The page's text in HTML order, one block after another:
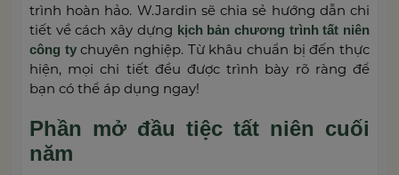
trình hoàn hảo. W.Jardin sẽ chia sẻ hướng dẫn chi
tiết về cách xây dựng kịch bản chương trình tất niên
công tychuyên nghiệp. Từ khâu chuẩn bị đến thực
hiện, mọi chi tiết đều được trình bày rõ ràng để
bạn có thể áp dụng ngay!
Phần mở đầu tiệc tất niên cuối
năm